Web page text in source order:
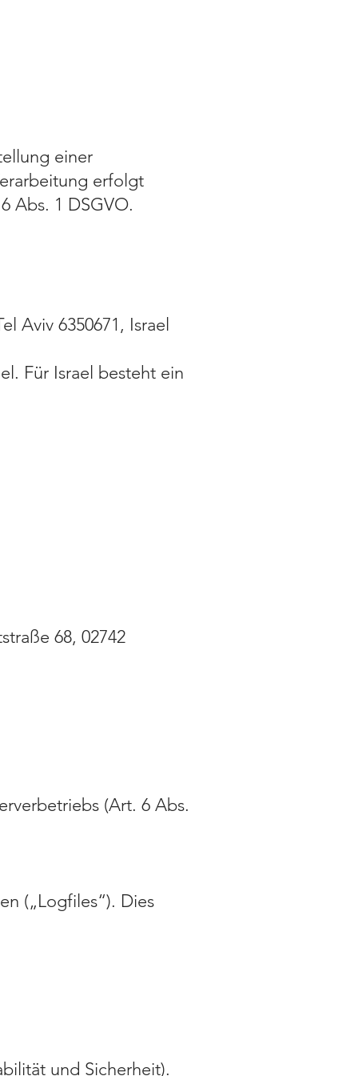
einer
erfolgt
Abs. 1 DSGVO.
Aviv 6350671, Israel
Für Israel besteht ein
68, 02742
(Art. 6 Abs.
(„Logfiles“). Dies
und Sicherheit).